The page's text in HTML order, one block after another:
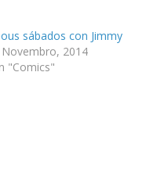
sábados con Jimmy
Novembro, 2014
"Comics"